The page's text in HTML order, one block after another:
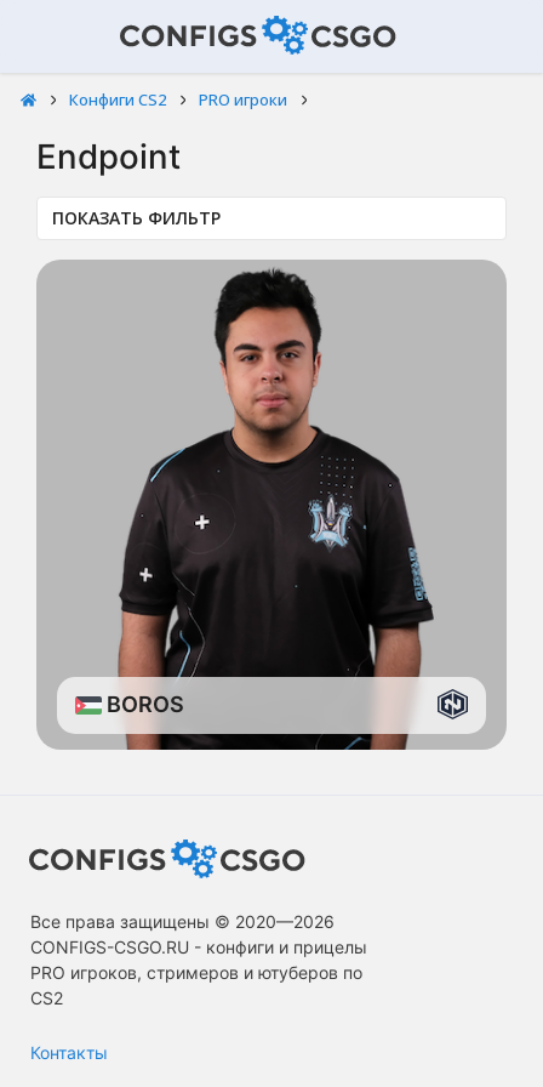
Конфиги CS2 PRO игроки
Endpoint
ПОКАЗАТЬ ФИЛЬТР
BOROS
Все права защищены © 2020—2026
СONFIGS-CSGO.RU - конфиги и прицелы
PRO игроков, стримеров и ютуберов по
CS2
Контакты